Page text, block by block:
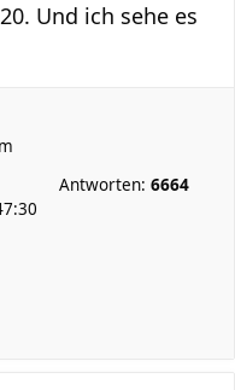
Und ich sehe es
Antworten: 6664